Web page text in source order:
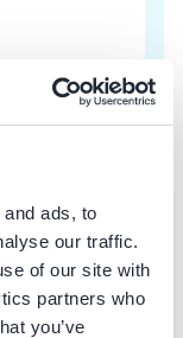
ads, to
our traffic.
of our site with
partners who
you’ve